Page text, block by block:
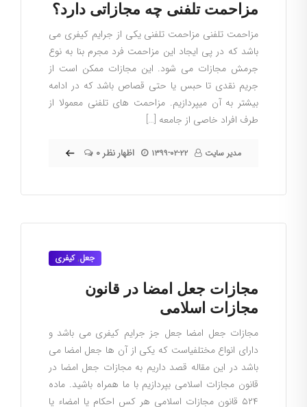
مزاحمت تلفنی چه مجازاتی دارد؟
مزاحمت تلفنی مزاحمت تلفنی یکی از جرایم کیفری می
باشد که در پی ایجاد این مزاحمت فرد مجرم بنا به نوع
جرمش مجازات می شود. این مجازات ممکن است از
جریم نقدی تا حبس یا حتی قصاص باشد که در ادامه
بیشتر به آن میپردازیم. مزاحمت های تلفنی معمولا از
طرف افراد خاصی از جامعه […]
مدیر سایت ۱۳۹۹-۰۲-۲۲ ۰ اظهار نظر
جعل,کیفری
مجازات جعل امضا در قانون
مجازات اسلامی
مجازات جعل امضا جعل جز جرایم کیفری می باشد و
دارای انواع مختلفیاست که یکی از آن ها جعل امضا می
باشد در این مقاله قصد داریم به مجازات جعل امضا در
قانون مجازات اسلامی بپردازیم با ما همراه باشید. ماده
۵۲۴ قانون مجازات اسلامی هر کس احکام یا امضاء یا